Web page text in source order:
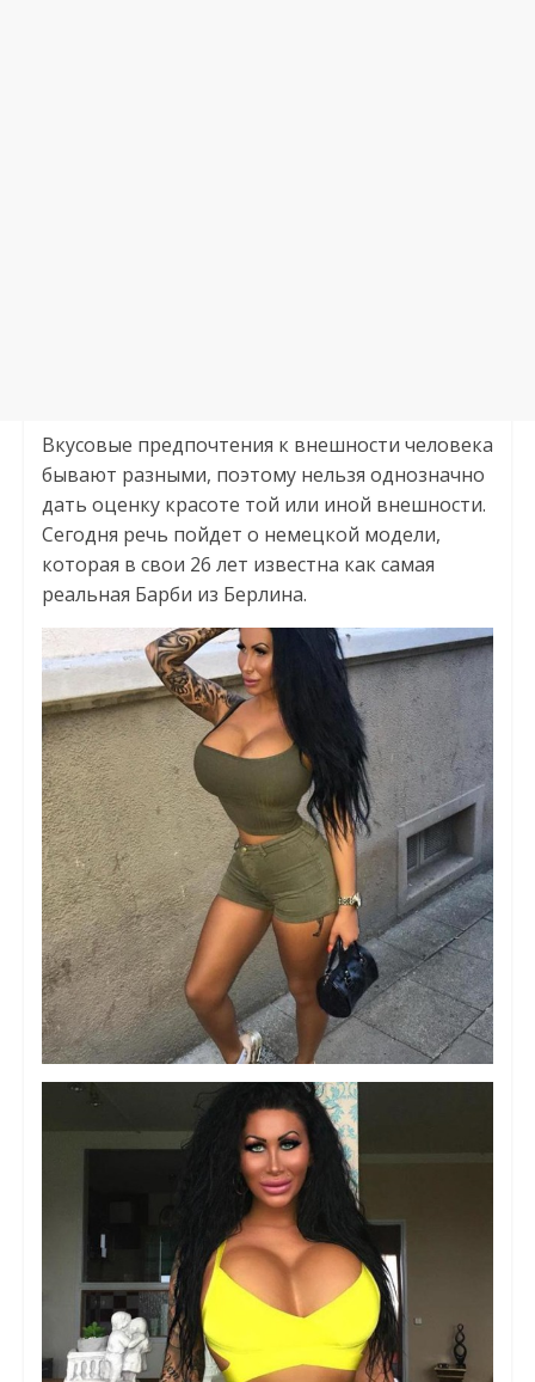
Вкусовые предпочтения к внешности человека
бывают разными, поэтому нельзя однозначно
дать оценку красоте той или иной внешности.
Сегодня речь пойдет о немецкой модели,
которая в свои 26 лет известна как самая
реальная Барби из Берлина.